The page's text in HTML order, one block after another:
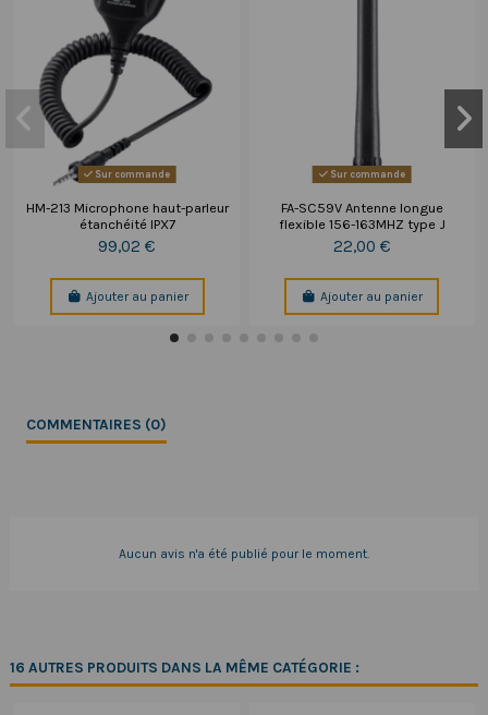
Sur commande
HM-213 Microphone haut-parleur
étanchéité IPX7
99,02 €
Ajouter au panier
Sur commande
FA-SC59V Antenne longue
flexible 156-163MHZ type J
22,00 €
Ajouter au panier
COMMENTAIRES (0)
Aucun avis n'a été publié pour le moment.
16 AUTRES PRODUITS DANS LA MÊME CATÉGORIE :